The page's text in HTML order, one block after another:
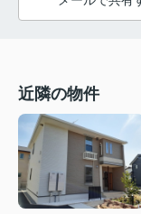
近隣の物件